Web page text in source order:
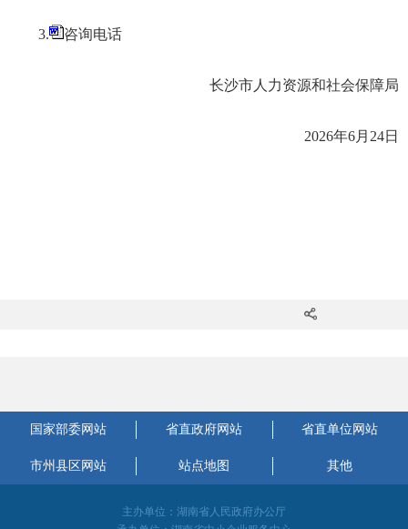
3. 咨询电话
长沙市人力资源和社会保障局
2026年6月24日
国家部委网站 省直政府网站 省直单位网站
市州县区网站 站点地图 其他
主办单位：湖南省人民政府办公厅